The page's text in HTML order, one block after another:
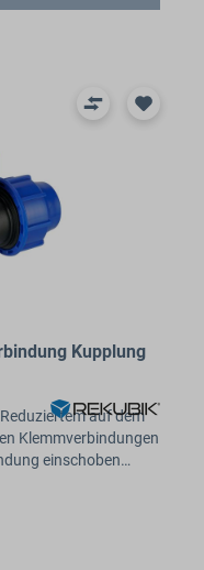
Kupplung
auf dem
Klemmverbindungen
einschoben…